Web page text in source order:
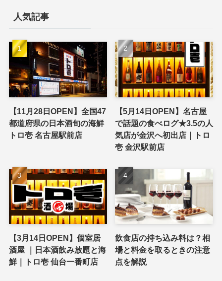
人気記事
【11月28日OPEN】全国47
都道府県の日本酒旬の海鮮
トロ壱 名古屋駅前店
【5月14日OPEN】名古屋
で話題の食べログ★3.5の人
気店が金沢へ初出店｜トロ
壱 金沢駅前店
【3月14日OPEN】個室居
酒屋 ｜日本酒飲み放題と海
鮮｜トロ壱 仙台一番町店
飲食店の持ち込み料は？相
場と料金を取るときの注意
点を解説